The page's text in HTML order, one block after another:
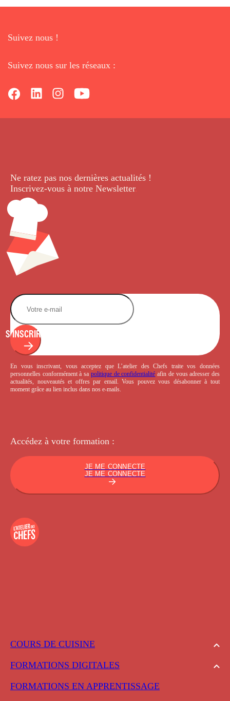
Suivez nous !
Suivez nous sur les réseaux :
COURS DE CUISINE
FORMATIONS DIGITALES
FORMATIONS EN APPRENTISSAGE
Ne ratez pas nos dernières actualités !
Inscrivez-vous à notre Newsletter.
S'INSCRIRE
En vous inscrivant, vous acceptez que L’atelier des Chefs traite vos données
personnelles conformément à sa politique de confidentialité afin de vous adresser des
actualités, nouveautés et offres par email. Vous pouvez vous désabonner à tout
moment grâce au lien inclus dans nos e-mails.
Accédez à votre formation :
JE ME CONNECTE
JE ME CONNECTE